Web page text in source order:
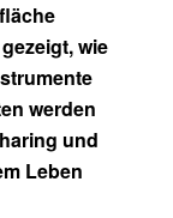
wie
werden
und
Leben